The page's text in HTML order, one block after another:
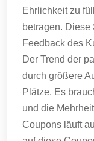
Ehrlichkeit zu
betragen. Diese
Feedback des
Der Trend der
durch größere
Plätze. Es
und die
Coupons läuft